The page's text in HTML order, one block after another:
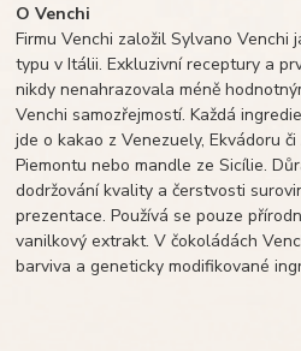
O Venchi
Firmu Venchi založil Sylvano Venchi
typu v Itálii. Exkluzivní receptury a
nikdy nenahrazovala méně
Venchi samozřejmostí. Každá
jde o kakao z Venezuely, Ekvádoru
Piemontu nebo mandle ze Sicílie.
dodržování kvality a čerstvosti
prezentace. Používá se pouze
vanilkový extrakt. V čokoládách
barviva a geneticky modifikované